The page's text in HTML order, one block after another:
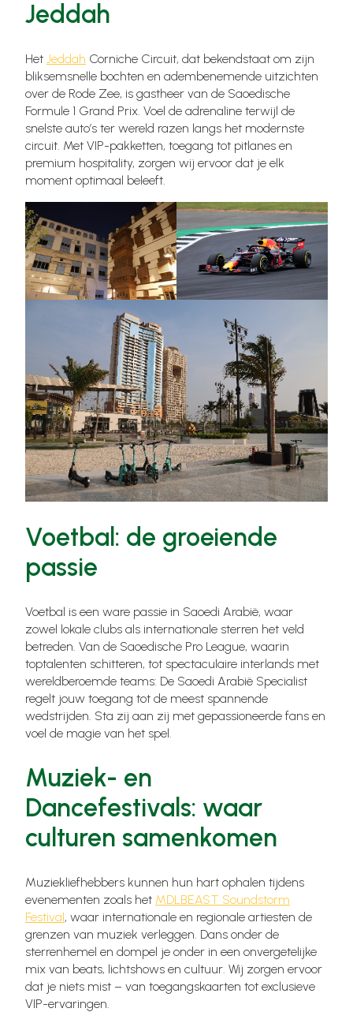
Jeddah
Het Jeddah Corniche Circuit, dat bekendstaat om zijn
bliksemsnelle bochten en adembenemende uitzichten
over de Rode Zee, is gastheer van de Saoedische
Formule 1 Grand Prix. Voel de adrenaline terwijl de
snelste auto’s ter wereld razen langs het modernste
circuit. Met VIP-pakketten, toegang tot pitlanes en
premium hospitality, zorgen wij ervoor dat je elk
moment optimaal beleeft.
Voetbal: de groeiende
passie
Voetbal is een ware passie in Saoedi Arabië, waar
zowel lokale clubs als internationale sterren het veld
betreden. Van de Saoedische Pro League, waarin
toptalenten schitteren, tot spectaculaire interlands met
wereldberoemde teams: De Saoedi Arabië Specialist
regelt jouw toegang tot de meest spannende
wedstrijden. Sta zij aan zij met gepassioneerde fans en
voel de magie van het spel.
Muziek- en
Dancefestivals: waar
culturen samenkomen
Muziekliefhebbers kunnen hun hart ophalen tijdens
evenementen zoals het MDLBEAST Soundstorm
Festival, waar internationale en regionale artiesten de
grenzen van muziek verleggen. Dans onder de
sterrenhemel en dompel je onder in een onvergetelijke
mix van beats, lichtshows en cultuur. Wij zorgen ervoor
dat je niets mist – van toegangskaarten tot exclusieve
VIP-ervaringen.